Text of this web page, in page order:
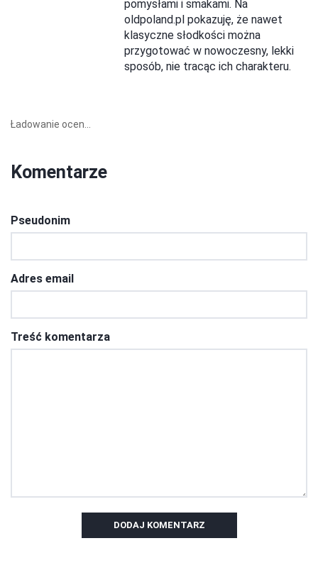
pomysłami i smakami. Na
oldpoland.pl pokazuję, że nawet
klasyczne słodkości można
przygotować w nowoczesny, lekki
sposób, nie tracąc ich charakteru.
Ładowanie ocen...
Komentarze
Pseudonim
Adres email
Treść komentarza
DODAJ KOMENTARZ